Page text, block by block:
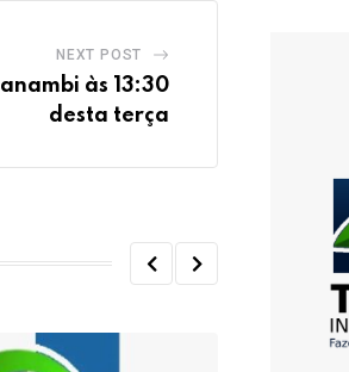
NEXT POST
às 13:30
desta terça